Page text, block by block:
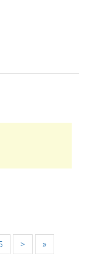
> »